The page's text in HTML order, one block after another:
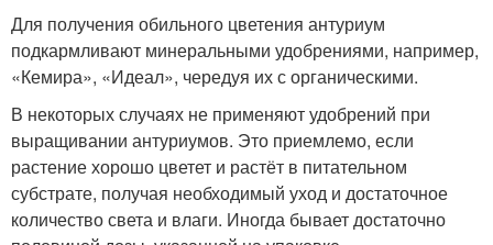
Для получения обильного цветения антуриум
подкармливают минеральными удобрениями, например,
«Кемира», «Идеал», чередуя их с органическими.
В некоторых случаях не применяют удобрений при
выращивании антуриумов. Это приемлемо, если
растение хорошо цветет и растёт в питательном
субстрате, получая необходимый уход и достаточное
количество света и влаги. Иногда бывает достаточно